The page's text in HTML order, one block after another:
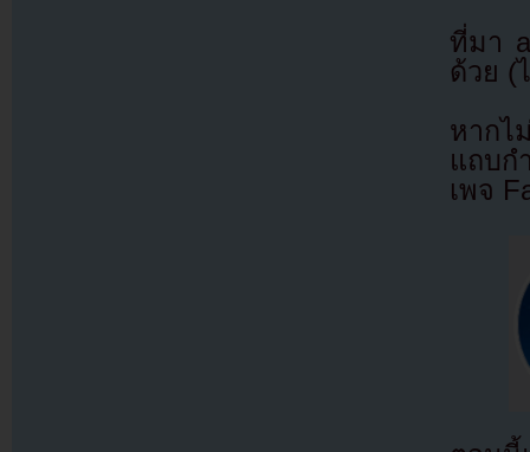
ที่มา
ด้วย (
หากไ
แถบก
เพจ